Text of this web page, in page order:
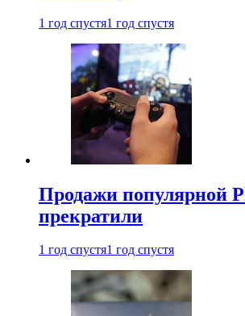
1 год спустя1 год спустя
Продажи популярной
прекратили
1 год спустя1 год спустя